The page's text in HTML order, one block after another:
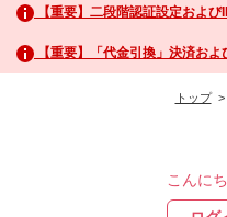
ASOBI
アイドルマス
アイドルマスタ
アイドルマスタ
アイドルマスタ
プロジェクトア
イ
ト
【重要】二段階認証設定およ
【重要】「代金引換」決済お
トップ>
こんに